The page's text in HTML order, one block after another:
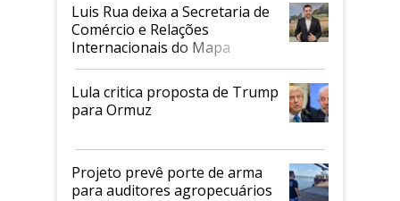
Luis Rua deixa a Secretaria de
Comércio e Relações
Internacionais do Mapa
Lula critica proposta de Trump
para Ormuz
Projeto prevê porte de arma
para auditores agropecuários